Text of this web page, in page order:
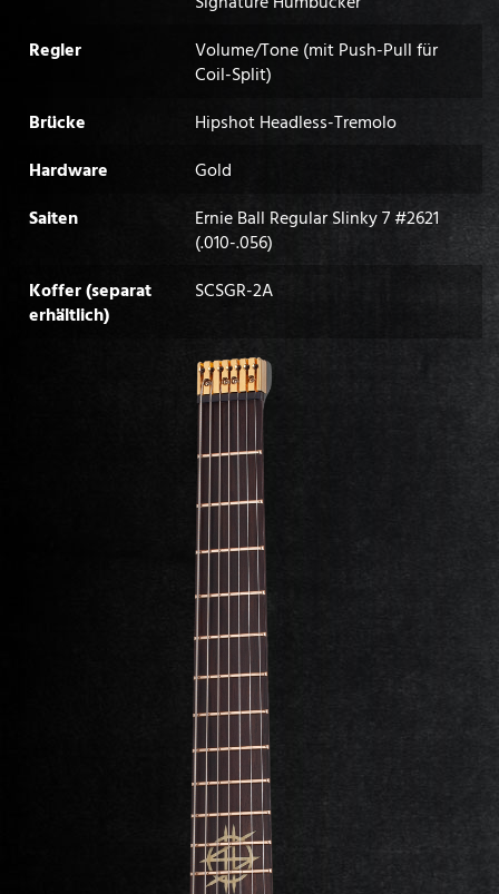
Regler
Volume/Tone (mit Push-Pull für
Coil-Split)
Brücke
Hipshot Headless-Tremolo
Hardware
Gold
Saiten
Ernie Ball Regular Slinky 7 #2621
(.010-.056)
Koffer (separat
erhältlich)
SCSGR-2A